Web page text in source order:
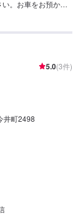
。お車をお預かり
に説明させていた
て】作業中にお車が
てにETC、ナビが
ております。【定
ださい。営業時
5.0(3件)
井町2498